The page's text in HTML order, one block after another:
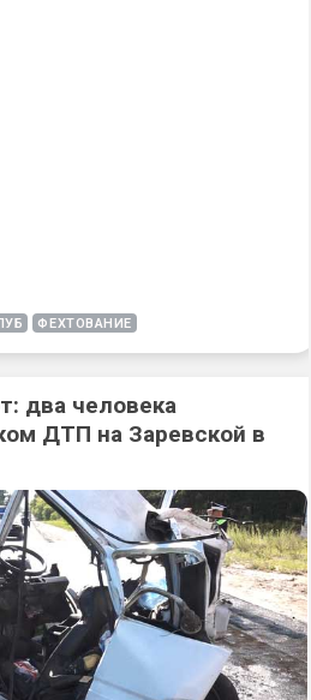
ФЕХТОВАНИЕ
два человека
ДТП на Заревской в